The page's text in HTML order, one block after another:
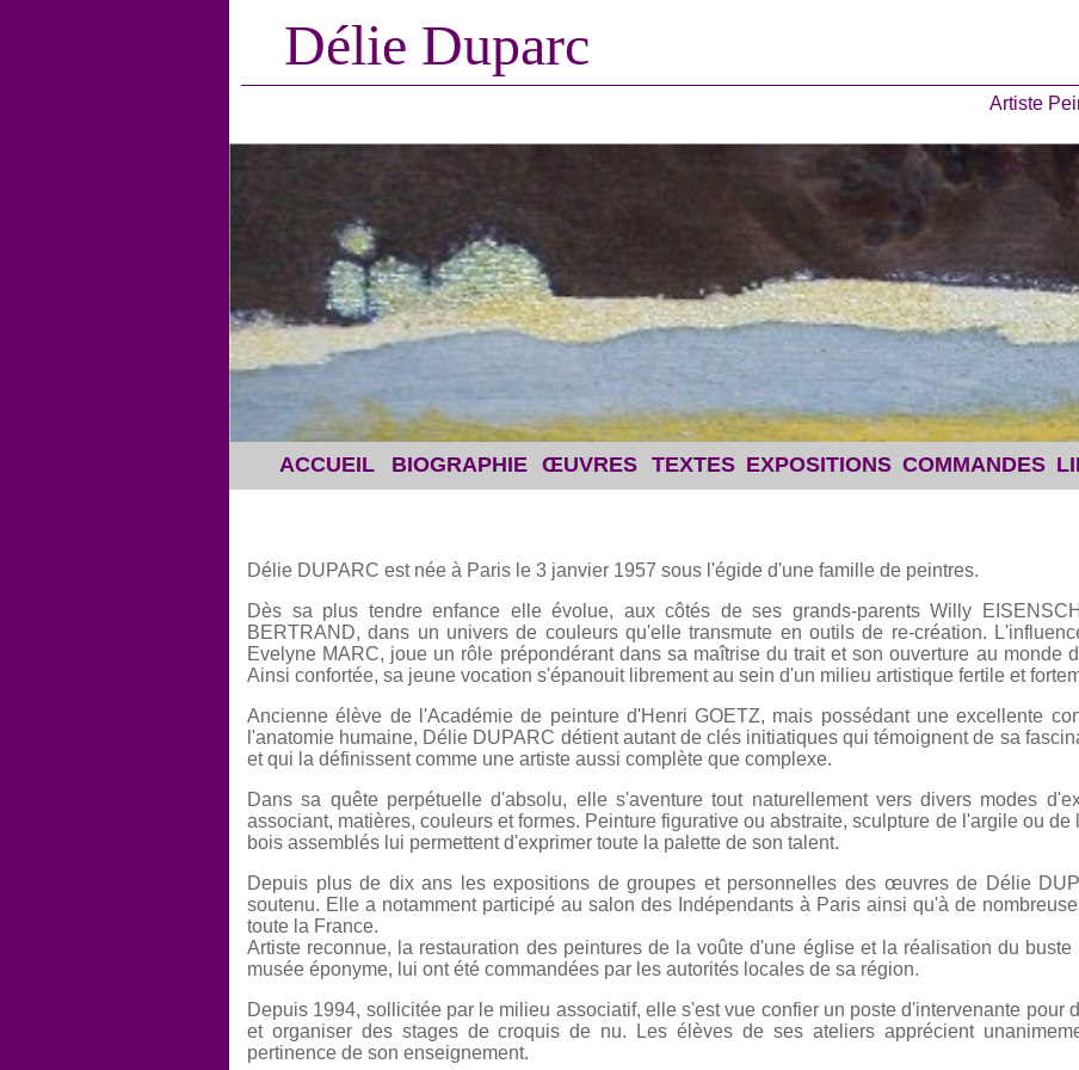
Délie Duparc
Artiste
ACCUEIL BIOGRAPHIE ŒUVRES TEXTES EXPOSITIONS COMMANDES
Délie DUPARC est née à Paris le 3 janvier 1957 sous l'égide d'une famille de peintres.
Dès sa plus tendre enfance elle évolue, aux côtés de ses grands-parents Willy
BERTRAND, dans un univers de couleurs qu'elle transmute en outils de re-création.
Evelyne MARC, joue un rôle prépondérant dans sa maîtrise du trait et son ouverture au monde
Ainsi confortée, sa jeune vocation s'épanouit librement au sein d'un milieu artistique fertile et
Ancienne élève de l'Académie de peinture d'Henri GOETZ, mais possédant une excellente
l'anatomie humaine, Délie DUPARC détient autant de clés initiatiques qui témoignent de sa
et qui la définissent comme une artiste aussi complète que complexe.
Dans sa quête perpétuelle d'absolu, elle s'aventure tout naturellement vers divers modes
associant, matières, couleurs et formes. Peinture figurative ou abstraite, sculpture de l'argile ou
bois assemblés lui permettent d'exprimer toute la palette de son talent.
Depuis plus de dix ans les expositions de groupes et personnelles des œuvres de Délie
soutenu. Elle a notamment participé au salon des Indépendants à Paris ainsi qu'à de
toute la France.
Artiste reconnue, la restauration des peintures de la voûte d'une église et la réalisation du
musée éponyme, lui ont été commandées par les autorités locales de sa région.
Depuis 1994, sollicitée par le milieu associatif, elle s'est vue confier un poste d'intervenante pour
et organiser des stages de croquis de nu. Les élèves de ses ateliers apprécient
pertinence de son enseignement.